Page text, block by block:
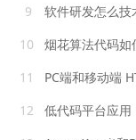
9
软件研发怎么技
10
烟花算法代码如
11
PC端和移动端
12
低代码平台应用